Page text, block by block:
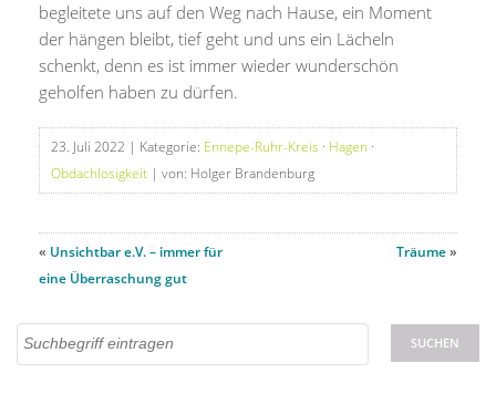
begleitete uns auf den Weg nach Hause, ein Moment
der hängen bleibt, tief geht und uns ein Lächeln
schenkt, denn es ist immer wieder wunderschön
geholfen haben zu dürfen.
23. Juli 2022 | Kategorie: Ennepe-Ruhr-Kreis · Hagen ·
Obdachlosigkeit | von: Holger Brandenburg
« Unsichtbar e.V. – immer für
eine Überraschung gut
Träume»